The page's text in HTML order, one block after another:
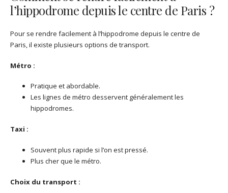
l’hippodrome depuis le centre de Paris ?
Pour se rendre facilement à l’hippodrome depuis le centre de
Paris, il existe plusieurs options de transport.
Métro :
Pratique et abordable.
Les lignes de métro desservent généralement les
hippodromes.
Taxi :
Souvent plus rapide si l’on est pressé.
Plus cher que le métro.
Choix du transport :